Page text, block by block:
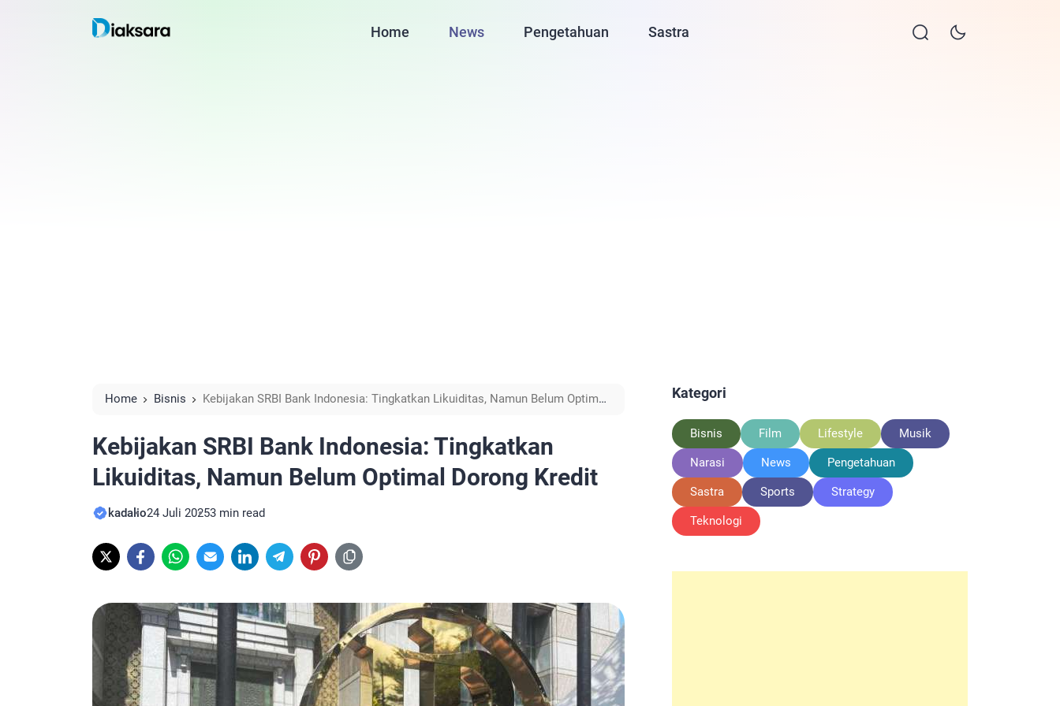
Home News Pengetahuan Sastra
Home Bisnis
Kebijakan SRBI Bank Indonesia: Tingkatkan Likuiditas, Namun Belum Optimal
Kebijakan SRBI Bank Indonesia: Tingkatkan
Likuiditas, Namun Belum Optimal Dorong Kredit
kadalio24 Juli 20253 min read
Kategori
Bisnis Film Lifestyle Musik
Narasi News Pengetahuan
Sastra Sports Strategy
Teknologi